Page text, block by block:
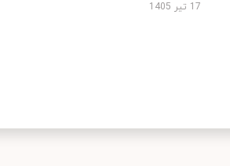
17 تیر 1405